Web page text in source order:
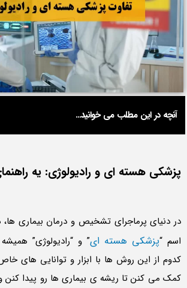
آنچه در این مطلب می خوانید...
پزشکی هسته ای و رادیولوژی: یه
در دنیای پرماجرای تشخیص و درمان بیماری ها،
اسم “پزشکی هسته ای” و “رادیولوژی”
کدوم از این روش ها با ابزار و توانایی های
کمک می کنن تا ریشه ی بیماری ها رو پیدا کنن